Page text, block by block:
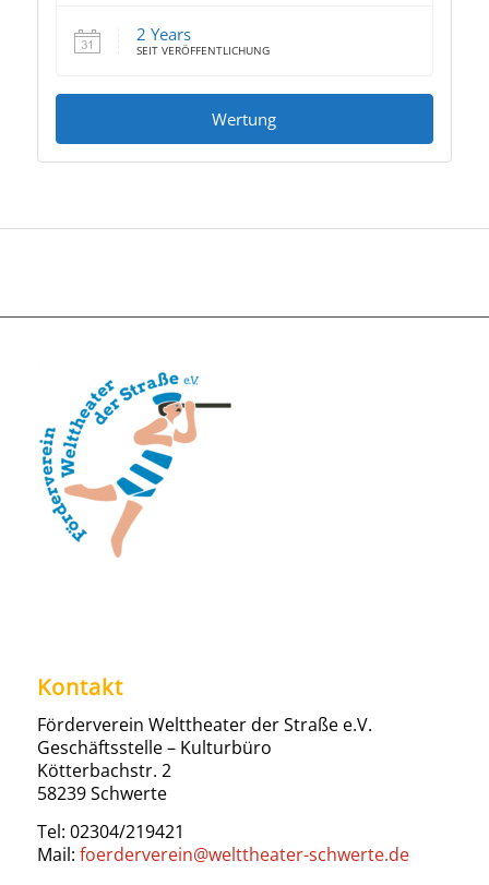
2 Years
SEIT VERÖFFENTLICHUNG
Wertung
Kontakt
Förderverein Welttheater der Straße e.V.
Geschäftsstelle – Kulturbüro
Kötterbachstr. 2
58239 Schwerte
Tel: 02304/219421
Mail: foerderverein@welttheater-schwerte.de